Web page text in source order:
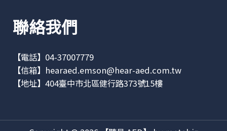
聯絡我們
【電話】04-37007779
【信箱】 hearaed.emson@hear-aed.com.tw
【地址】 404臺中市北區健行路373號15樓